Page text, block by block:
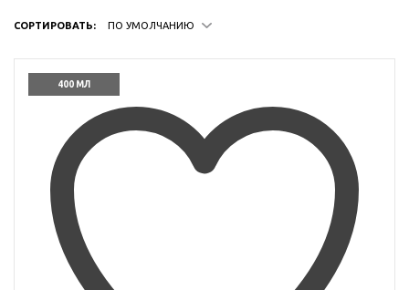
СОРТИРОВАТЬ: ПО УМОЛЧАНИЮ
400 МЛ